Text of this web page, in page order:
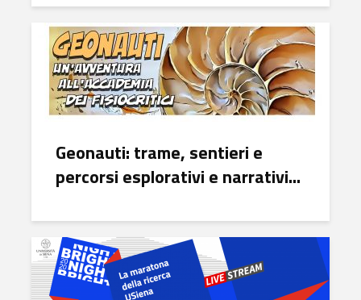
Geonauti: trame, sentieri e
percorsi esplorativi e narrativi...